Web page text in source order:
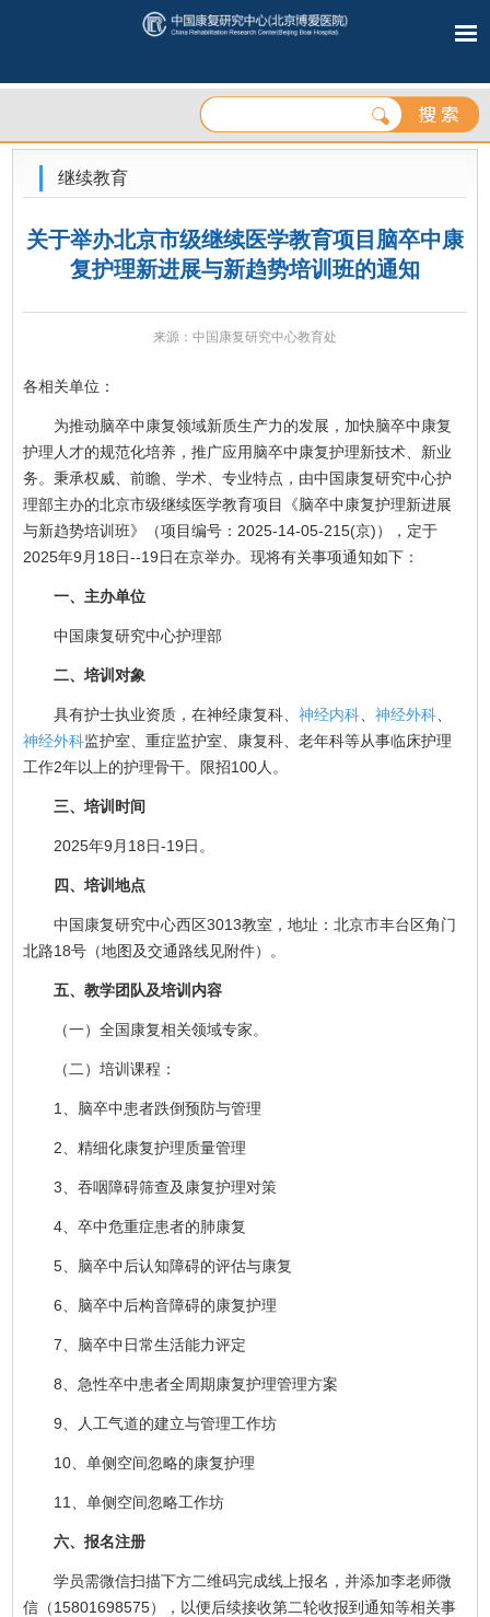
继续教育
关于举办北京市级继续医学教育项目脑卒中康
复护理新进展与新趋势培训班的通知
来源：中国康复研究中心教育处
各相关单位：
为推动脑卒中康复领域新质生产力的发展，加快脑卒中康复
护理人才的规范化培养，推广应用脑卒中康复护理新技术、新业
务。秉承权威、前瞻、学术、专业特点，由中国康复研究中心护
理部主办的北京市级继续医学教育项目《脑卒中康复护理新进展
与新趋势培训班》（项目编号：2025-14-05-215(京)），定于
2025年9月18日--19日在京举办。现将有关事项通知如下：
一、主办单位
中国康复研究中心护理部
二、培训对象
具有护士执业资质，在神经康复科、神经内科 、神经外科
神经外科监护室、重症监护室、康复科、老年科等从事临床护理
工作2年以上的护理骨干。限招100人。
三、培训时间
2025年9月18日-19日。
四、培训地点
中国康复研究中心西区3013教室，地址：北京市丰台区角门
北路18号（地图及交通路线见附件）。
五、教学团队及培训内容
（一）全国康复相关领域专家。
（二）培训课程：
1、脑卒中患者跌倒预防与管理
2、精细化康复护理质量管理
3、吞咽障碍筛查及康复护理对策
4、卒中危重症患者的肺康复
5、脑卒中后认知障碍的评估与康复
6、脑卒中后构音障碍的康复护理
7、脑卒中日常生活能力评定
8、急性卒中患者全周期康复护理管理方案
9、人工气道的建立与管理工作坊
10、单侧空间忽略的康复护理
11、单侧空间忽略工作坊
六、报名注册
学员需微信扫描下方二维码完成线上报名，并添加李老师微
信（15801698575），以便后续接收第二轮收报到通知等相关事